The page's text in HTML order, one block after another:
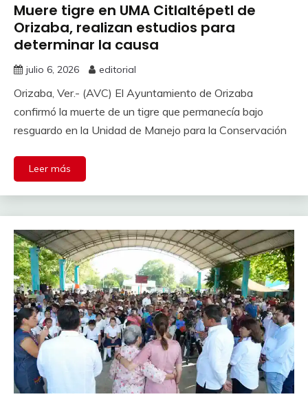
Muere tigre en UMA Citlaltépetl de
Orizaba, realizan estudios para
determinar la causa
julio 6, 2026 editorial
Orizaba, Ver.- (AVC) El Ayuntamiento de Orizaba
confirmó la muerte de un tigre que permanecía bajo
resguardo en la Unidad de Manejo para la Conservación
Leer más